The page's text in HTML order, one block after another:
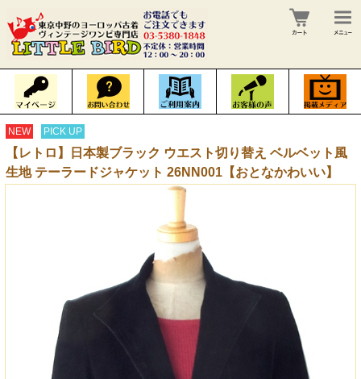
NEW PICK UP
【レトロ】日本製ブラック ウエスト切り替え ベルベット風
生地 テーラードジャケット 26NN001【おとなかわいい】